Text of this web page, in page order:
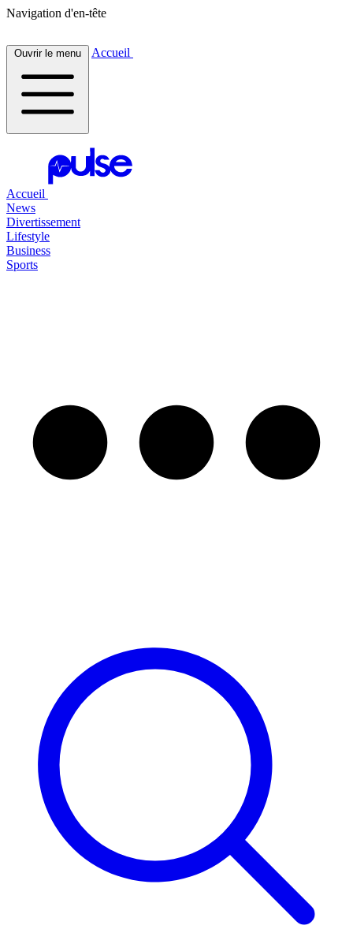
Navigation d'en-tête
Ouvrir le menu Accueil
Accueil
News
Divertissement
Lifestyle
Business
Sports